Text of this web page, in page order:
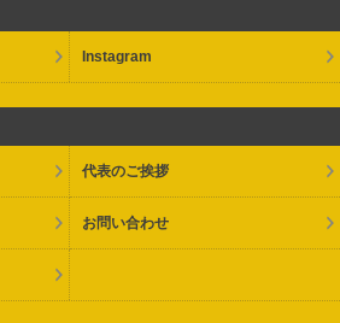
Instagram
代表のご挨拶
お問い合わせ